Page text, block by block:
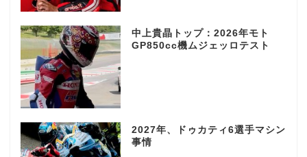
中上貴晶トップ：2026年モト
GP850cc機ムジェッロテスト
2027年、ドゥカティ6選手マシン
事情